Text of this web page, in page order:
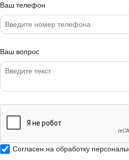
Ваш телефон
Ваш вопрос
Согласен на обработку